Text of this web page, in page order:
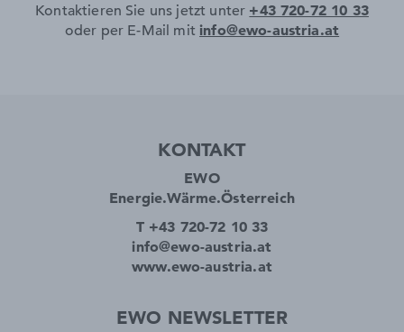
Kontaktieren Sie uns jetzt unter +43 720-72 10 33
oder per E-Mail mit info@ewo-austria.at
KONTAKT
EWO
Energie.Wärme.Österreich
T +43 720-72 10 33
info@ewo-austria.at
www.ewo-austria.at
EWO NEWSLETTER